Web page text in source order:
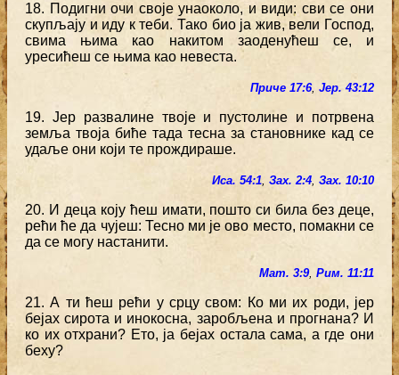
18. Подигни очи своје унаоколо, и види: сви се они
скупљају и иду к теби. Тако био ја жив, вели Господ,
свима њима као накитом заоденућеш се, и
уресићеш се њима као невеста.
Приче 17:6, Јер. 43:12
19. Јер развалине твоје и пустолине и потрвена
земља твоја биће тада тесна за становнике кад се
удаље они који те прождираше.
Иса. 54:1, Зах. 2:4, Зах. 10:10
20. И деца коју ћеш имати, пошто си била без деце,
рећи ће да чујеш: Тесно ми је ово место, помакни се
да се могу настанити.
Мат. 3:9, Рим. 11:11
21. А ти ћеш рећи у срцу свом: Ко ми их роди, јер
бејах сирота и инокосна, заробљена и прогнана? И
ко их отхрани? Ето, ја бејах остала сама, а где они
беху?